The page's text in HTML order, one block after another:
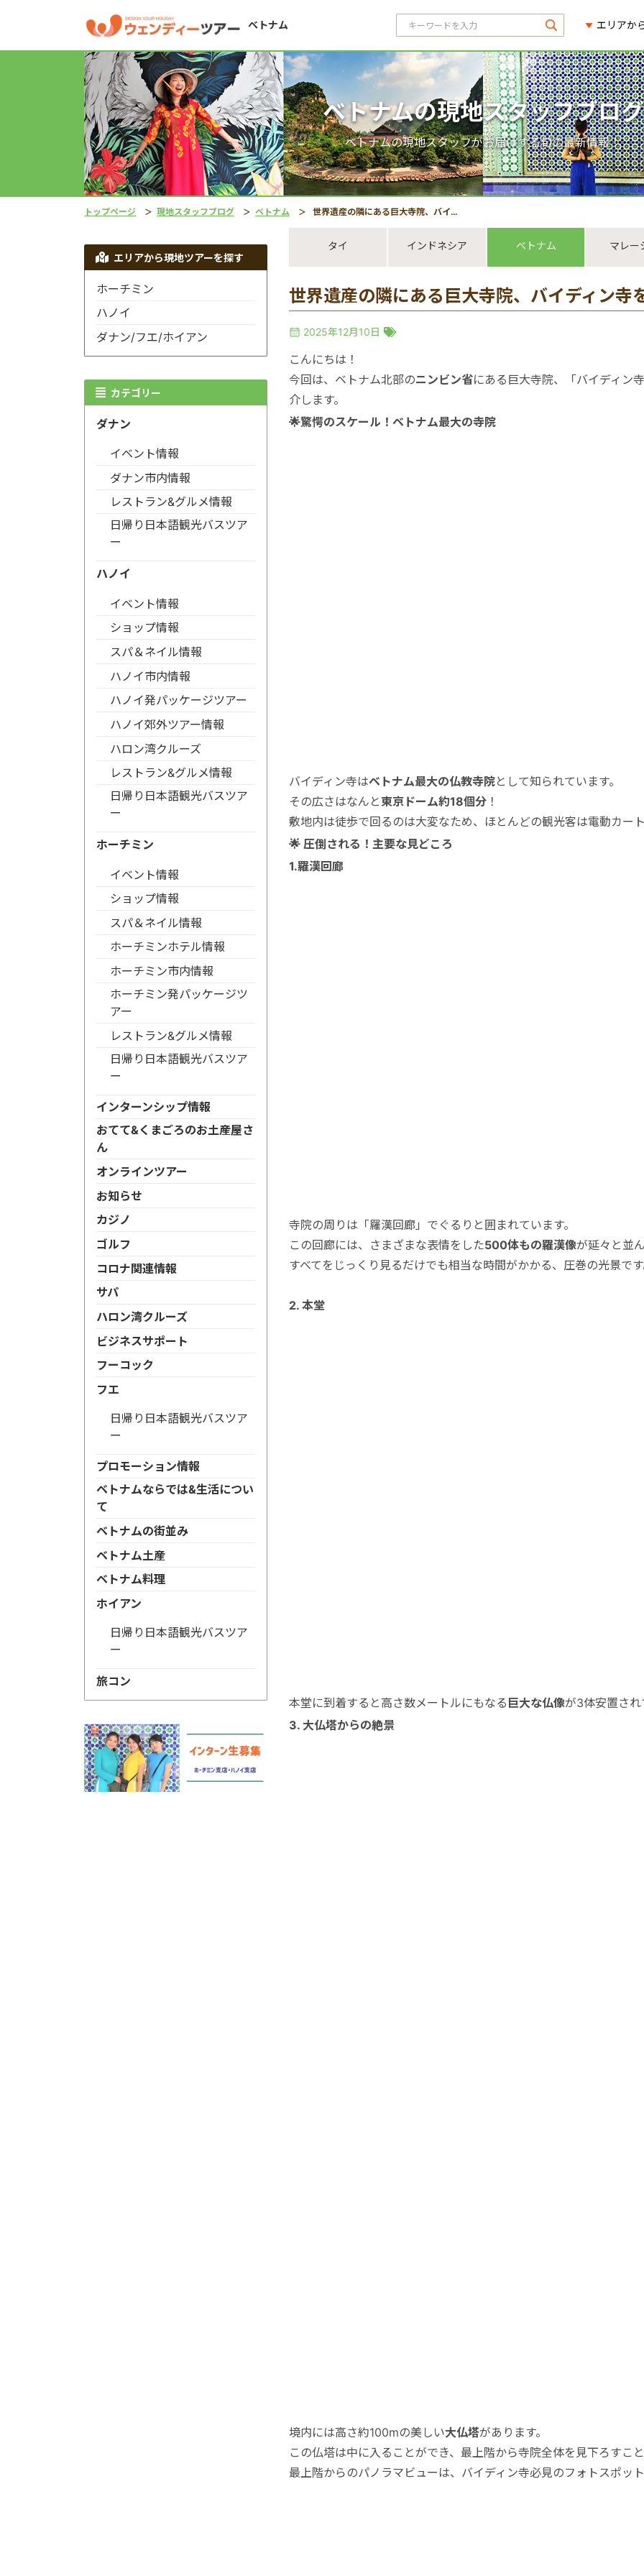
ベトナム エリアか
ベトナムの現地スタッフブログ
ベトナムの現地スタッフがお届けする旬の最新情報！
トップページ 現地スタッフブログ ベトナム 世界遺産の隣にある巨大寺院、バイディン寺を巡る！
タイ インドネシア ベトナム マレー
世界遺産の隣にある巨大寺院、バイディン寺
2025年12月10日
こんにちは！
今回は、ベトナム北部のニンビン省にある巨大寺院、「バイディン
介します。
🌟驚愕のスケール！ベトナム最大の寺院
バイディン寺はベトナム最大の仏教寺院として知られています。
その広さはなんと 東京ドーム約18個分 ！
敷地内は徒歩で回るのは大変なため、ほとんどの観光客は電動カー
🌟 圧倒される！主要な見どころ
1.羅漢回廊
寺院の周りは「羅漢回廊」でぐるりと囲まれています。
この回廊には、さまざまな表情をした500体もの羅漢像が延々と並ん
すべてをじっくり見るだけでも相当な時間がかかる、圧巻の光景です
2. 本堂
本堂に到着すると高さ数メートルにもなる 巨大な仏像が3体安置され
3. 大仏塔からの絶景
境内には高さ約100mの美しい大仏塔があります。
この仏塔は中に入ることができ、最上階から寺院全体を見下ろすこと
最上階からのパノラマビューは、バイディン寺必見のフォトスポット
エリアから現地ツアーを探す
ホーチミン
ハノイ
ダナン/フエ/ホイアン
カテゴリー
ダナン
イベント情報
ダナン市内情報
レストラン&グルメ情報
日帰り日本語観光バスツア
ー
ハノイ
イベント情報
ショップ情報
スパ＆ネイル情報
ハノイ市内情報
ハノイ発パッケージツアー
ハノイ郊外ツアー情報
ハロン湾クルーズ
レストラン&グルメ情報
日帰り日本語観光バスツア
ー
ホーチミン
イベント情報
ショップ情報
スパ＆ネイル情報
ホーチミンホテル情報
ホーチミン市内情報
ホーチミン発パッケージツ
アー
レストラン&グルメ情報
日帰り日本語観光バスツア
ー
インターンシップ情報
おてて&くまごろのお土産屋さ
ん
オンラインツアー
お知らせ
カジノ
ゴルフ
コロナ関連情報
サパ
ハロン湾クルーズ
ビジネスサポート
フーコック
フエ
日帰り日本語観光バスツア
ー
プロモーション情報
ベトナムならでは&生活につい
て
ベトナムの街並み
ベトナム土産
ベトナム料理
ホイアン
日帰り日本語観光バスツア
ー
旅コン